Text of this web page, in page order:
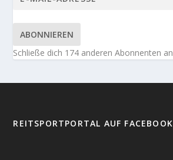
ABONNIEREN
Schließe dich 174 anderen Abonnenten an
REITSPORTPORTAL AUF FACEBOOK